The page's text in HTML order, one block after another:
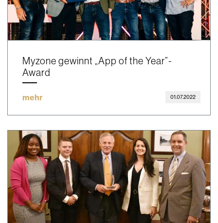
Myzone gewinnt „App of the Year”-
Award
mehr 01.07.2022